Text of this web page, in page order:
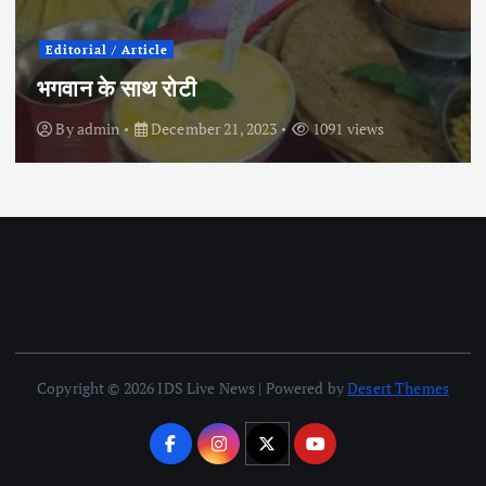
Editorial / Article
भगवान के साथ रोटी
Byadmin December 21, 2023 1091 views
Copyright © 2026 IDS Live News | Powered byDesert Themes